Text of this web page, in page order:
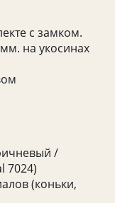
с замком.
на укосинах
/
7024)
(коньки,